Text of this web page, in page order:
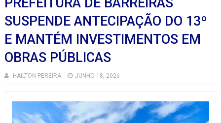
PREFEITURA DE BARREIRAS
SUSPENDE ANTECIPAÇÃO DO 13º
E MANTÉM INVESTIMENTOS EM
OBRAS PÚBLICAS
HAILTON PEREIRA JUNHO 18, 2026